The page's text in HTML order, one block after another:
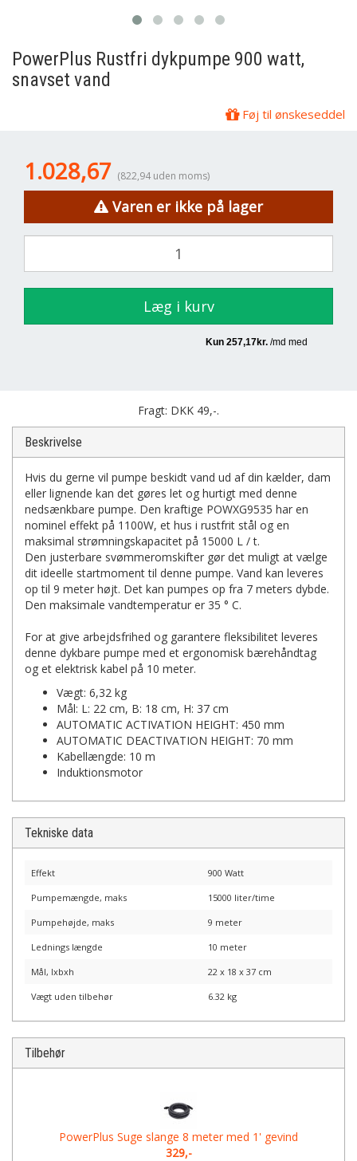
PowerPlus Rustfri dykpumpe 900 watt,
snavset vand
Føj til ønskeseddel
1.028,67 (822,94 uden moms)
Varen er ikke på lager
Læg i kurv
Fragt: DKK 49,-.
Beskrivelse
Hvis du gerne vil pumpe beskidt vand ud af din kælder, dam
eller lignende kan det gøres let og hurtigt med denne
nedsænkbare pumpe. Den kraftige POWXG9535 har en
nominel effekt på 1100W, et hus i rustfrit stål og en
maksimal strømningskapacitet på 15000 L / t.
Den justerbare svømmeromskifter gør det muligt at vælge
dit ideelle startmoment til denne pumpe. Vand kan leveres
op til 9 meter højt. Det kan pumpes op fra 7 meters dybde.
Den maksimale vandtemperatur er 35 ° C.
For at give arbejdsfrihed og garantere fleksibilitet leveres
denne dykbare pumpe med et ergonomisk bærehåndtag
og et elektrisk kabel på 10 meter.
Vægt: 6,32 kg
Mål: L: 22 cm, B: 18 cm, H: 37 cm
AUTOMATIC ACTIVATION HEIGHT: 450 mm
AUTOMATIC DEACTIVATION HEIGHT: 70 mm
Kabellængde: 10 m
Induktionsmotor
Tekniske data
Effekt 900 Watt
Pumpemængde, maks 15000 liter/time
Pumpehøjde, maks 9 meter
Lednings længde 10 meter
Mål, lxbxh 22 x 18 x 37 cm
Vægt uden tilbehør 6.32 kg
Tilbehør
PowerPlus Suge slange 8 meter med 1' gevind
329,-